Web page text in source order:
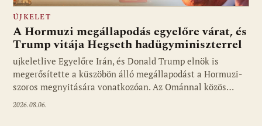
Fotó: ujkelet.live
ÚJKELET
A Hormuzi megállapodás egyelőre várat, és
Trump vitája Hegseth hadügyminiszterrel
ujkeletlive Egyelőre Irán, és Donald Trump elnök is
megerősítette a küszöbön álló megállapodást a Hormuzi-
szoros megnyitására vonatkozóan. Az Ománnal közös…
2026.08.06.